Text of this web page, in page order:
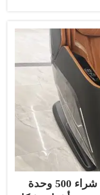
بالضبط...
من شريك لأول مرة إلى شراء 500 وحدة